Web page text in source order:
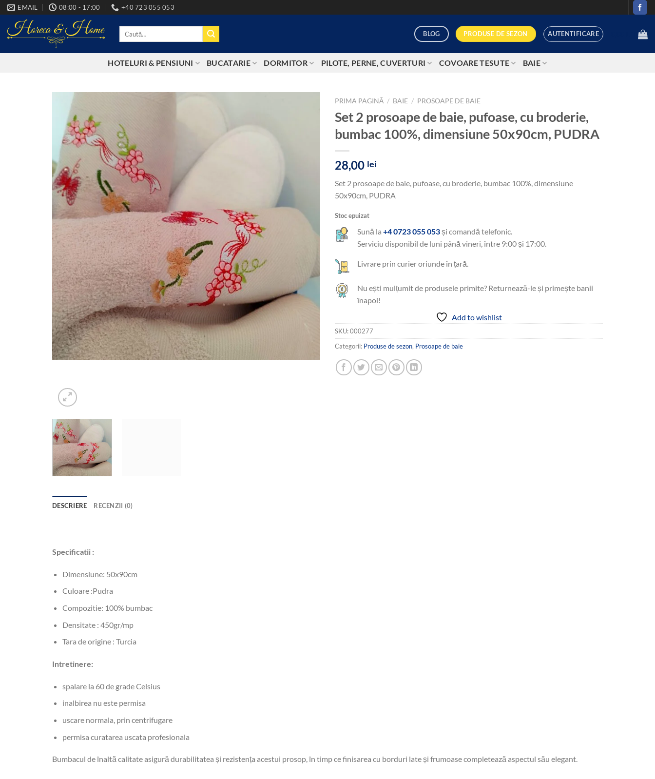
Skip
to
content
EMAIL 08:00 - 17:00 +40 723 055 053
BLOG PRODUSE DE SEZON AUTENTIFICARE
HOTELURI & PENSIUNI BUCATARIE DORMITOR PILOTE, PERNE, CUVERTURI COVOARE TESUTE BAIE
PRIMA PAGINĂ / BAIE / PROSOAPE DE BAIE
Set 2 prosoape de baie, pufoase, cu broderie,
bumbac 100%, dimensiune 50x90cm, PUDRA
28,00 lei
Set 2 prosoape de baie, pufoase, cu broderie, bumbac 100%, dimensiune
50x90cm, PUDRA
Stoc epuizat
Sună la +4 0723 055 053și comandă telefonic.
Serviciu disponibil de luni până vineri, între 9:00 și 17:00.
Livrare prin curier oriunde în țară.
Nu ești mulțumit de produsele primite? Returnează-le și primește banii
înapoi!
Add to wishlist
SKU:000277
Categorii: Produse de sezon, Prosoape de baie
DESCRIERE RECENZII (0)
Specificatii :
Dimensiune: 50x90cm
Culoare :Pudra
Compozitie: 100% bumbac
Densitate : 450gr/mp
Tara de origine : Turcia
Intretinere:
spalare la 60 de grade Celsius
inalbirea nu este permisa
uscare normala, prin centrifugare
permisa curatarea uscata profesionala
Bumbacul de înaltă calitate asigură durabilitatea și rezistența acestui prosop, în timp ce finisarea cu borduri late și frumoase completează aspectul său elegant.